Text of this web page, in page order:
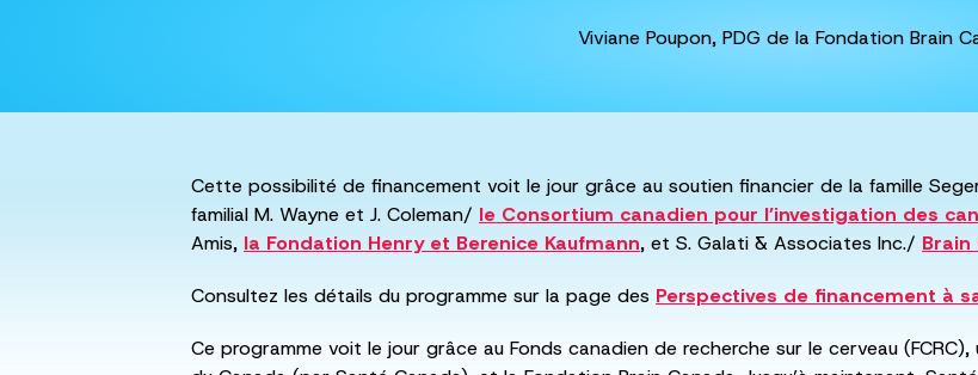
Viviane Poupon, PDG de la Fondation Brain
Cette possibilité de financement voit le jour grâce au soutien financier de la famille
familial M. Wayne et J. Coleman/ le Consortium canadien pour l’investigation des
Amis, la Fondation Henry et Berenice Kaufmann, et S. Galati & Associates Inc./
Consultez les détails du programme sur la page des Perspectives de financement à
Ce programme voit le jour grâce au Fonds canadien de recherche sur le cerveau